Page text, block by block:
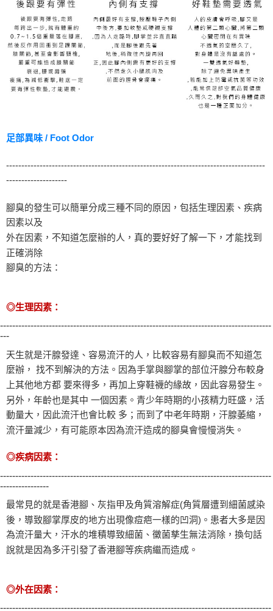
５．嚴禁一人註冊多個帳號或使用他人資訊註冊。若發現惡意使用之情形，
恩沛科技股份有限公司將有權停止該用戶之使用額度並採取法律行動。
足部異味 / Foot Odor
-------------------------------------------------------------------------------------
--------------------
腳臭的發生可以簡單分成三種不同的原因，包括生理因素、疾病
因素以及
外在因素，不知道怎麼辦的人，真的要好好了解一下，才能找到
正確消除
腳臭的方法：
◎生理因素：
-----------------------------------------------------------------------------------------
---
天生就是汗腺發達、容易流汗的人，比較容易有腳臭而不知道怎
麼辦， 找不到解決的方法。因為手掌與腳掌的部位汗腺分布較身
上其他地方都 要來得多，再加上穿鞋襪的緣故，因此容易發生。
另外，年齡也是其中 一個因素。青少年時期的小孩精力旺盛，活
動量大，因此流汗也會比較 多；而到了中老年時期，汗腺萎縮，
流汗量減少，有可能原本因為流汗造成的腳臭會慢慢消失。
◎疾病因素：
-----------------------------------------------------------------------------------------
----------------
最常見的就是香港腳、灰指甲及角質溶解症(角質層遭到細菌感染
後，導致腳掌厚皮的地方出現像痘疤一樣的凹洞)。患者大多是因
為流汗量大，汗水的堆積導致細菌、黴菌孳生無法消除，換句話
說就是因為多汗引發了香港腳等疾病繼而造成。
◎外在因素：
-----------------------------------------------------------------------------------------